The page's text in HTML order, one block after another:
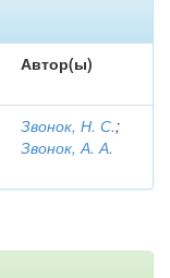
Автор(ы)
Звонок, Н. С.;
Звонок, А. А.